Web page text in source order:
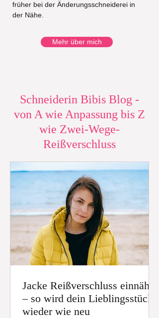
früher bei der Änderungsschneiderei in
der Nähe.
Mehr über mich
Schneiderin Bibis Blog -
von A wie Anpassung bis Z
wie Zwei-Wege-
Reißverschluss
Jacke Reißverschluss einnähen
– so wird dein Lieblingsstück
wieder wie neu